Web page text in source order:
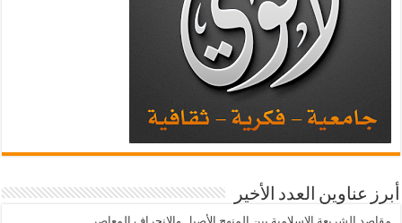
أبرز عناوين العدد الأخير